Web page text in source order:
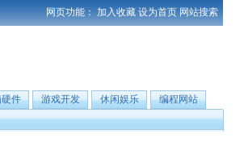
网页功能： 加入收藏 设为首页 网站搜索
件 游戏开发 休闲娱乐
编程网站